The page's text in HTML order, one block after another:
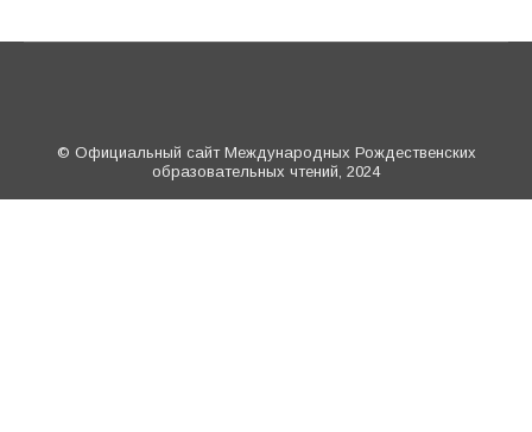
© Официальный сайт Международных Рождественских
образовательных чтений, 2024